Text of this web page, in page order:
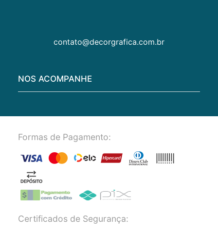
contato@decorgrafica.com.br
NOS ACOMPANHE
Formas de Pagamento:
Certificados de Segurança: